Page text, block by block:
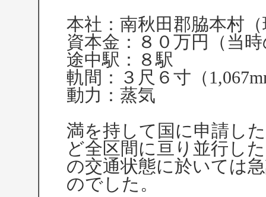
本社：南秋田郡脇本村
資本金：８０万円（当
途中駅：８駅
軌間：３尺６寸（
動力：蒸気
満を持して国に申請し
ど全区間に亘り並行し
の交通状態に於いては
のでした。